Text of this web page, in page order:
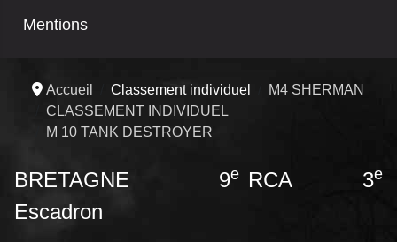
Mentions
Accueil Classement individuel
M4 SHERMAN
CLASSEMENT INDIVIDUEL
M 10 TANK DESTROYER
BRETAGNE 9eRCA 3e
Escadron